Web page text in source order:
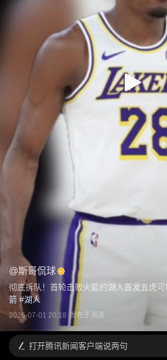
@斯哥侃球
彻底拆队！首轮击败火箭的湖人首发五虎
箭 #湖人
2026-07-01 20:18 发布于湖南
打开腾讯新闻客户端说两句